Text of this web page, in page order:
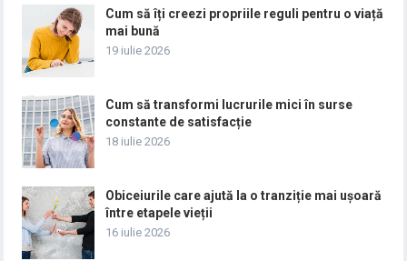
Cum să îți creezi propriile reguli pentru o viață
mai bună
19 iulie 2026
Cum să transformi lucrurile mici în surse
constante de satisfacție
18 iulie 2026
Obiceiurile care ajută la o tranziție mai ușoară
între etapele vieții
16 iulie 2026